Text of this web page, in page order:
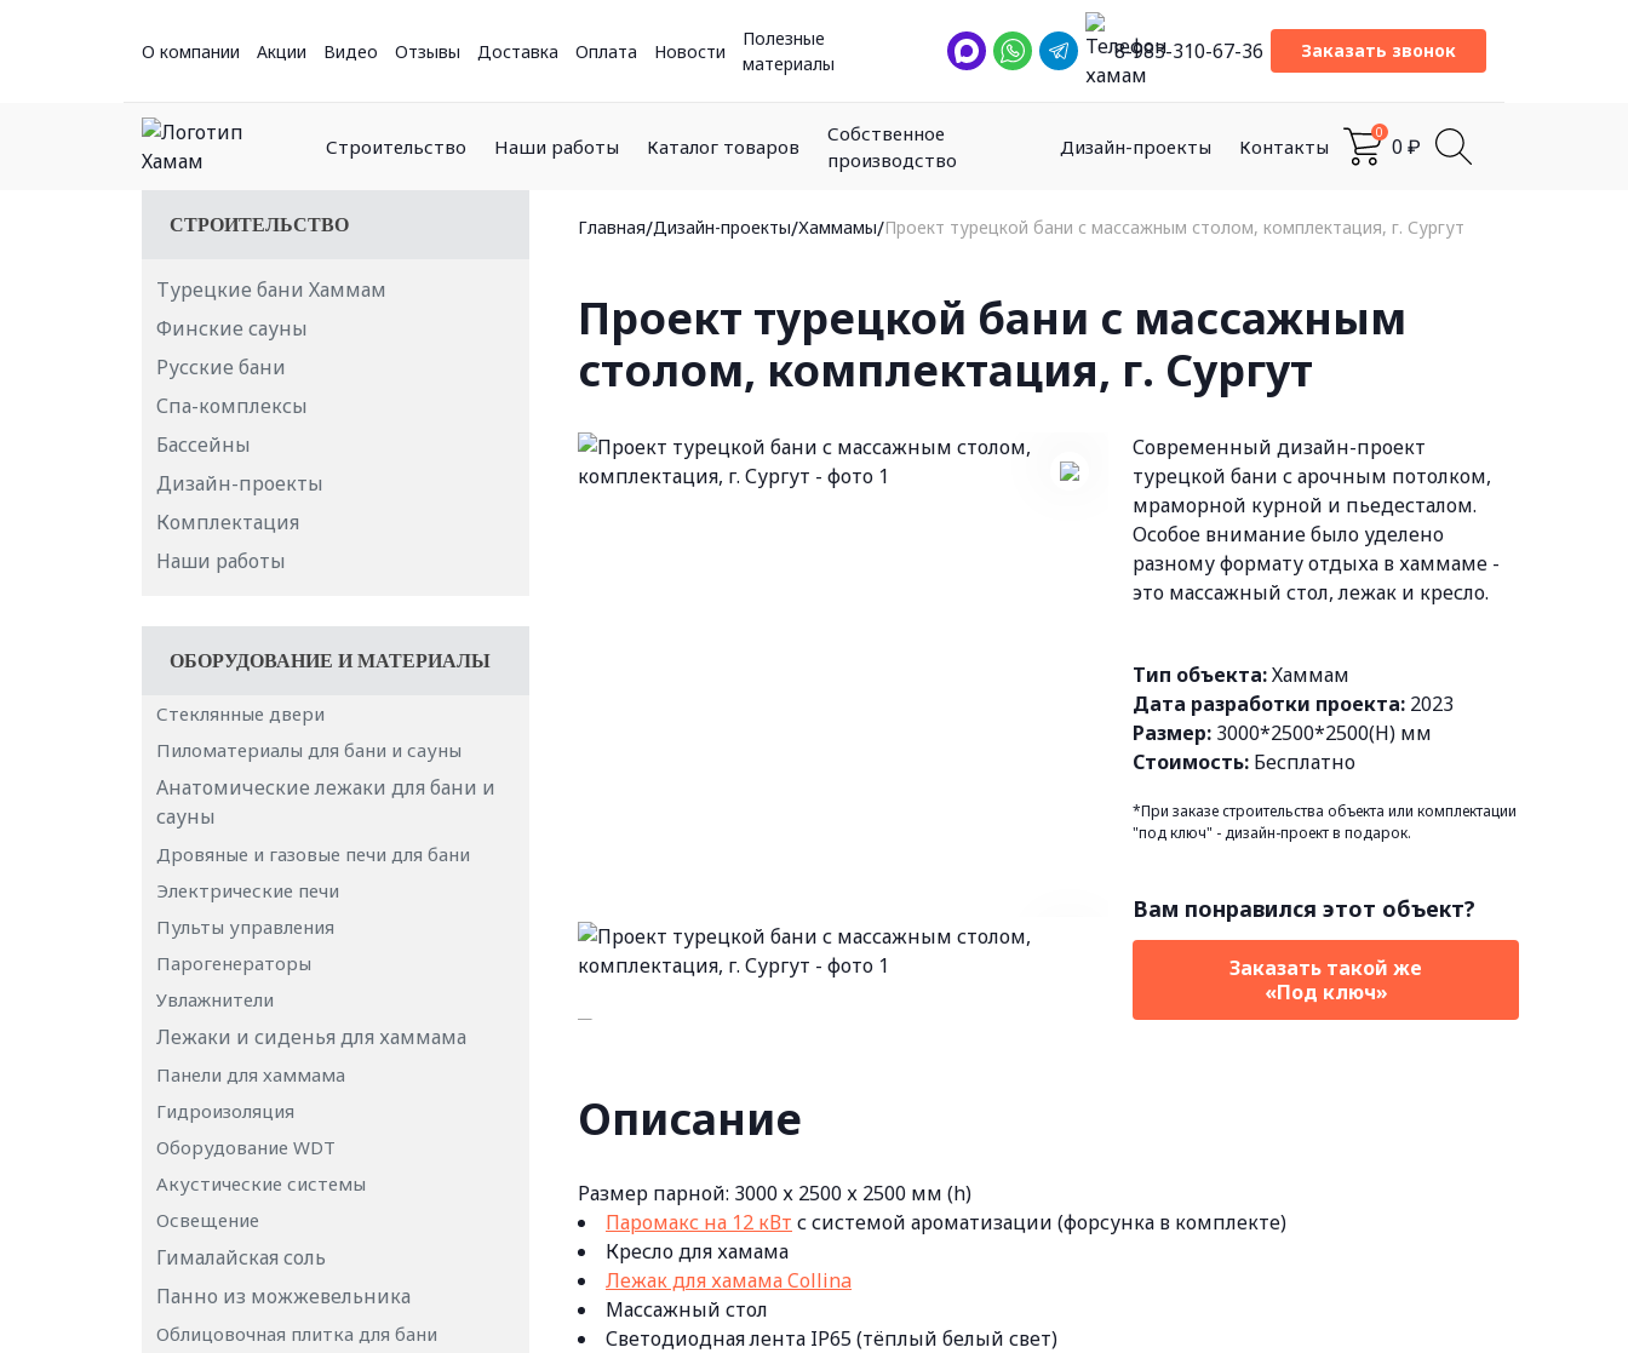
О компании Акции Видео Отзывы Доставка Оплата Новости
Полезные
материалы
8-983-310-67-36 Заказать звонок
Строительство Наши работы Каталог товаров
Собственное
производство
Дизайн-проекты Контакты 0 ₽
0
СТРОИТЕЛЬСТВО
Турецкие бани Хаммам
Финские сауны
Русские бани
Спа-комплексы
Бассейны
Дизайн-проекты
Комплектация
Наши работы
ОБОРУДОВАНИЕ И МАТЕРИАЛЫ
Стеклянные двери
Пиломатериалы для бани и сауны
Анатомические лежаки для бани и
сауны
Дровяные и газовые печи для бани
Электрические печи
Пульты управления
Парогенераторы
Увлажнители
Лежаки и сиденья для хаммама
Панели для хаммама
Гидроизоляция
Оборудование WDT
Акустические системы
Освещение
Гималайская соль
Панно из можжевельника
Облицовочная плитка для бани
Главная/Дизайн-проекты/Хаммамы/Проект турецкой бани с массажным столом, комплектация, г. Сургут
Проект турецкой бани с массажным
столом, комплектация, г. Сургут
Современный дизайн-проект
турецкой бани с арочным потолком,
мраморной курной и пьедесталом.
Особое внимание было уделено
разному формату отдыха в хаммаме -
это массажный стол, лежак и кресло.
Тип объекта:Хаммам
Дата разработки проекта: 2023
Размер: 3000*2500*2500(Н) мм
Стоимость: Бесплатно
*При заказе строительства объекта или комплектации
"под ключ" - дизайн-проект в подарок.
Вам понравился этот объект?
Заказать такой же
«Под ключ»
Описание
Размер парной: 3000 х 2500 х 2500 мм (h)
Паромакс на 12 кВт с системой ароматизации (форсунка в комплекте)
Кресло для хамама
Лежак для хамама Collina
Массажный стол
Светодиодная лента IP65 (тёплый белый свет)